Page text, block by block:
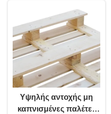
Υψηλής αντοχής μη
καπνισμένες παλέτες